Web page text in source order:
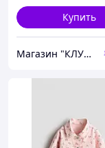
Купить
Магазин "КЛУБ МАНДРІВНИКІВ"